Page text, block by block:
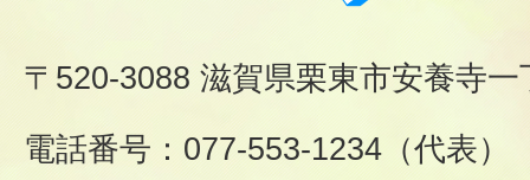
〒520-3088 滋賀県栗東市安養寺
電話番号：077-553-1234（代表）